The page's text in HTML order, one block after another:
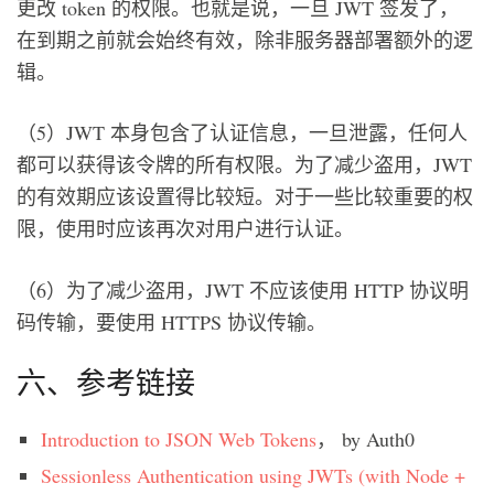
更改 token 的权限。也就是说，一旦 JWT 签发了，
在到期之前就会始终有效，除非服务器部署额外的逻
辑。
（5）JWT 本身包含了认证信息，一旦泄露，任何人
都可以获得该令牌的所有权限。为了减少盗用，JWT
的有效期应该设置得比较短。对于一些比较重要的权
限，使用时应该再次对用户进行认证。
（6）为了减少盗用，JWT 不应该使用 HTTP 协议明
码传输，要使用 HTTPS 协议传输。
六、参考链接
Introduction to JSON Web Tokens， by Auth0
Sessionless Authentication using JWTs (with Node +